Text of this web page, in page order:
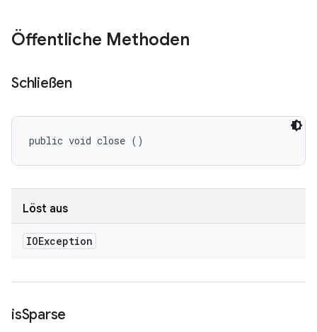
Öffentliche Methoden
Schließen
public void close ()
Löst aus
IOException
isSparse